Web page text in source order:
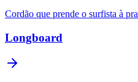
Cordão que prende o surfista à
Longboard